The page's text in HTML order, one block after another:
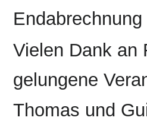
Endabrechnung
Vielen Dank an
gelungene
Thomas und